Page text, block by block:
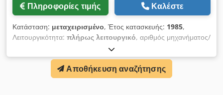
Πληροφορίες τιμής Καλέστε
Κατάσταση: μεταχειρισμένο, Έτος κατασκευής: 1985,
Λειτουργικότητα: πλήρως λειτουργικό, αριθμός μηχανήματος/
, Αριθμός προσφοράς: M06L/7481
Τύπος μηχανήματος: Διπλό πιεστήριο εκτύπωσης Μάρκα:
HEUER Τύπος: DSL4 Έτος κατασκευής: 1985 Εύρος
διαμέτρων: 2-4 mm Μήκος άξονα κάτω από την κεφαλή: 100
Αποθήκευση αναζήτησης